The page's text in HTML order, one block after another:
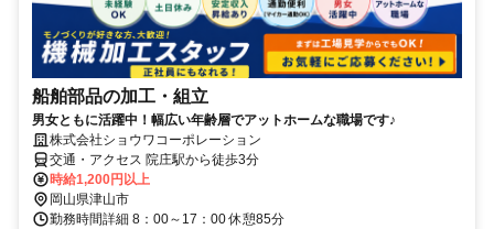
船舶部品の加工・組立
男女ともに活躍中！幅広い年齢層でアットホームな職場です♪
株式会社ショウワコーポレーション
交通・アクセス 院庄駅から徒歩3分
時給1,200円以上
岡山県津山市
勤務時間詳細 8：00～17：00 休憩85分